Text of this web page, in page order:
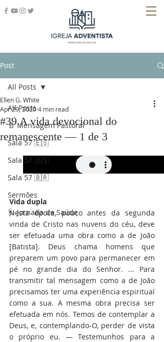
Post
All Posts
📄 Mensagem Pastoral
Sala 57 🇪🇸
Sala 57 🇺🇸
Sala 57 🇧🇷
Sermões
🩺 Jornada de Saúde
All Posts
#39 A vida devocional do
remanescente — 1 de 3
Ellen G. White
Apr 29, 20204 min read
Vida dupla
Nesta época, pouco antes da segunda
vinda de Cristo nas nuvens do céu, deve
ser efetuada uma obra como a de João
[Batista]. Deus chama homens que
preparem um povo para permanecer em
pé no grande dia do Senhor. ... Para
transmitir tal mensagem como a de João
precisamos ter uma experiência espiritual
como a sua. A mesma obra precisa ser
efetuada em nós. Temos de contemplar a
Deus, e, contemplando-O, perder de vista
o próprio eu. — Testemunhos para a